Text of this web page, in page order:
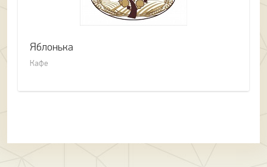
Яблонька
Кафе